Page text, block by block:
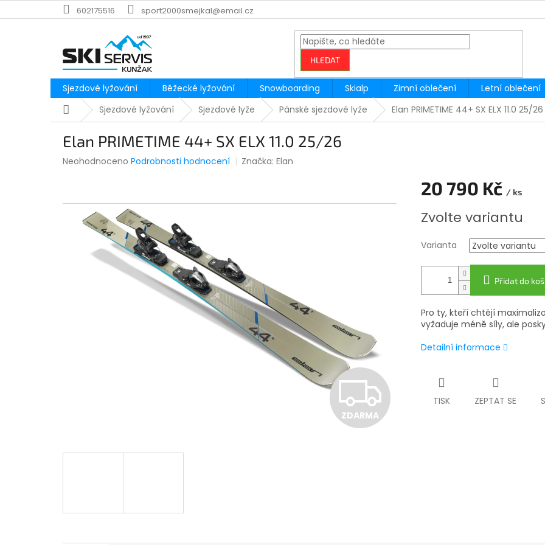
na
602175516 sport2000smejkal@email.cz
HLEDAT
Sjezdové lyžování Běžecké lyžování Snowboarding Skialp Zimní oblečení Letní oblečení
DomůSjezdové lyžování Sjezdové lyže Pánské sjezdové lyže Elan PRIMETIME 44+ SX ELX 11.0 25/26
Elan PRIMETIME 44+ SX ELX 11.0 25/26
Průměrné
0,0
Neohodnoceno Podrobnosti hodnocení Značka:Elan
Z
ZDARMA
20 790 Kč / ks
cena:
Zvolte variantu
Varianta
Přidat do
Pro ty, kteří chtějí
vyžaduje méně síly, ale
Detailní informace
TISK ZEPTAT SE